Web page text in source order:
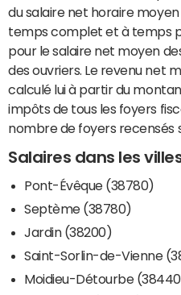
du salaire net horaire
temps complet et à temps
pour le salaire net moyen
des ouvriers. Le revenu net
calculé lui à partir du
impôts de tous les foyers
nombre de foyers recensés
Salaires dans les
Pont-Évêque (38780)
Septème (38780)
Jardin (38200)
Saint-Sorlin-de-Vienne
Moidieu-Détourbe